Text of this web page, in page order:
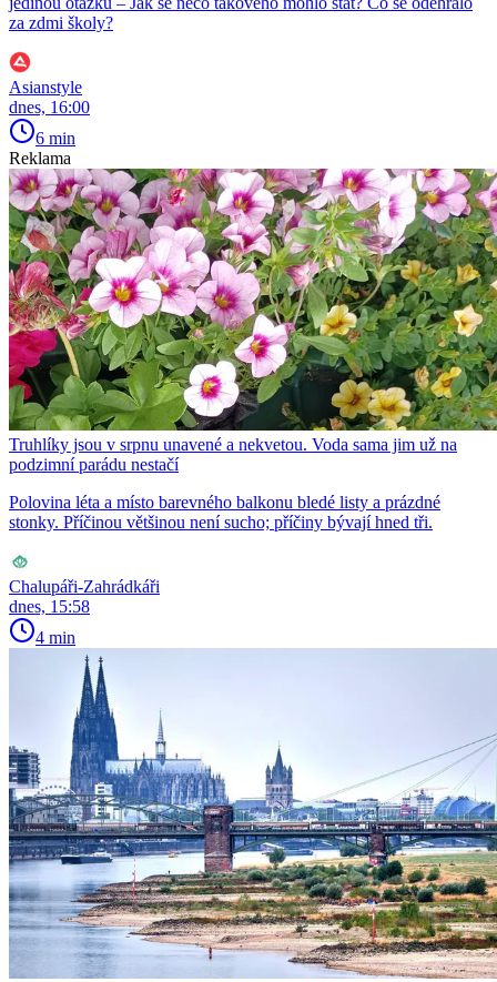
za zdmi školy?
Asianstyle
dnes, 16:00
6 min
Reklama
Truhlíky jsou v srpnu unavené a nekvetou. Voda sama jim už na
podzimní parádu nestačí
Polovina léta a místo barevného balkonu bledé listy a prázdné
stonky. Příčinou většinou není sucho; příčiny bývají hned tři.
Chalupáři-Zahrádkáři
dnes, 15:58
4 min